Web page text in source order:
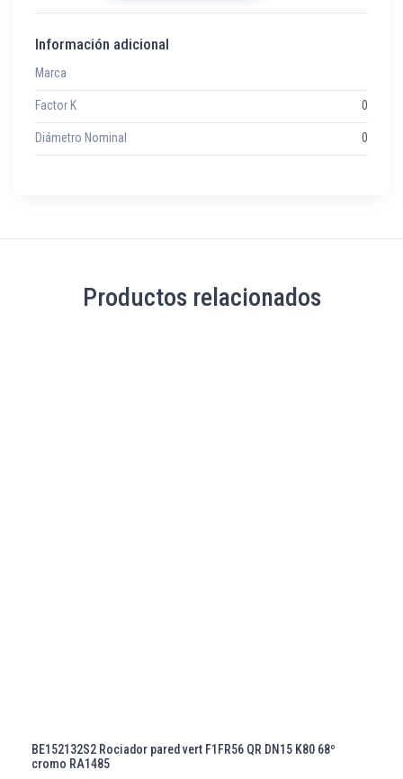
Información adicional
Marca
Factor K 0
Diámetro Nominal 0
Productos relacionados
BE152132S2 Rociador pared vert F1FR56 QR DN15 K80 68º
cromo RA1485